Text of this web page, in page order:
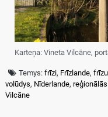
Karteņa: Vineta Vilcāne,
Temys:frīzi, Frīzlande,
volūdys, Nīderlande,
Vilcāne